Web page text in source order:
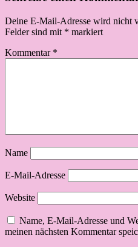
Deine E-Mail-Adresse wird nicht
Felder sind mit * markiert
Kommentar *
Name
E-Mail-Adresse
Website
Name, E-Mail-Adresse und
meinen nächsten Kommentar